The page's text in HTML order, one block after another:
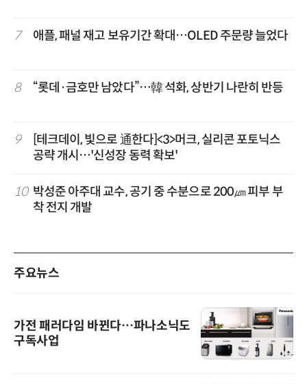
7 애플, 패널 재고 보유기간 확대…OLED 주문량 늘었다
8 “롯데·금호만 남았다”…韓 석화, 상반기 나란히 반등
9
[테크데이, 빛으로 通한다]<3>머크, 실리콘 포토닉스
공략 개시…'신성장 동력 확보'
10 박성준 아주대 교수, 공기 중 수분으로 200㎛ 피부 부
착 전지 개발
주요뉴스
가전 패러다임 바뀐다…파나소닉도
구독사업